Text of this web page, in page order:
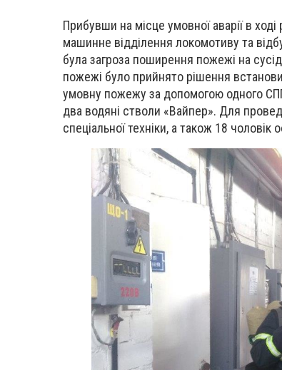
Прибувши на місце умовної аварії в
машинне відділення локомотиву та
була загроза поширення пожежі на
пожежі було прийнято рішення
умовну пожежу за допомогою одного
два водяні стволи «Вайпер». Для
спеціальної техніки, а також 18 чоловік